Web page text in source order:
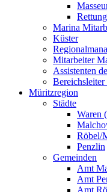
Marina
Küster
Mitarbeiter
Assistenten
Müritzregion
Städte
Waren
Röbel/
Penzlin
Gemeinden
Amt
Amt
Amt